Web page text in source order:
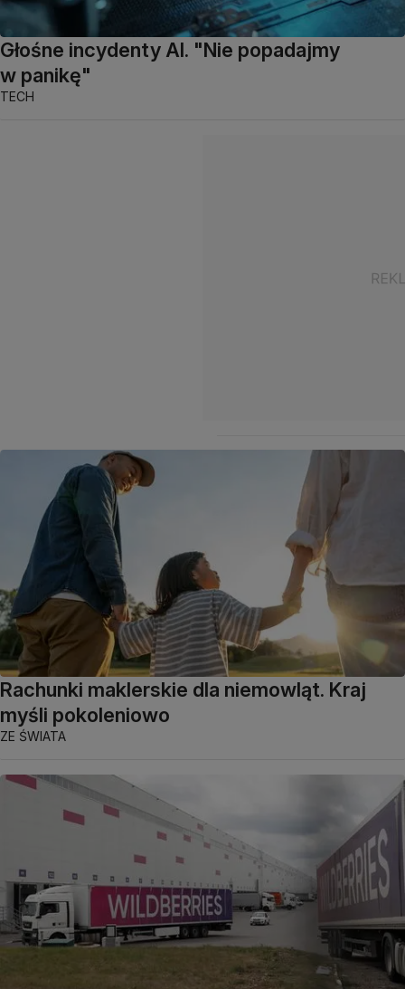
Głośne incydenty AI. "Nie popadajmy
w panikę"
TECH
Rachunki maklerskie dla niemowląt. Kraj
myśli pokoleniowo
ZE ŚWIATA